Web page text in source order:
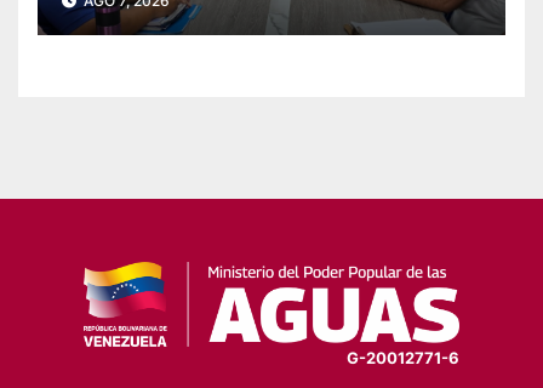
electricidad en Falcón
G-20012771-6